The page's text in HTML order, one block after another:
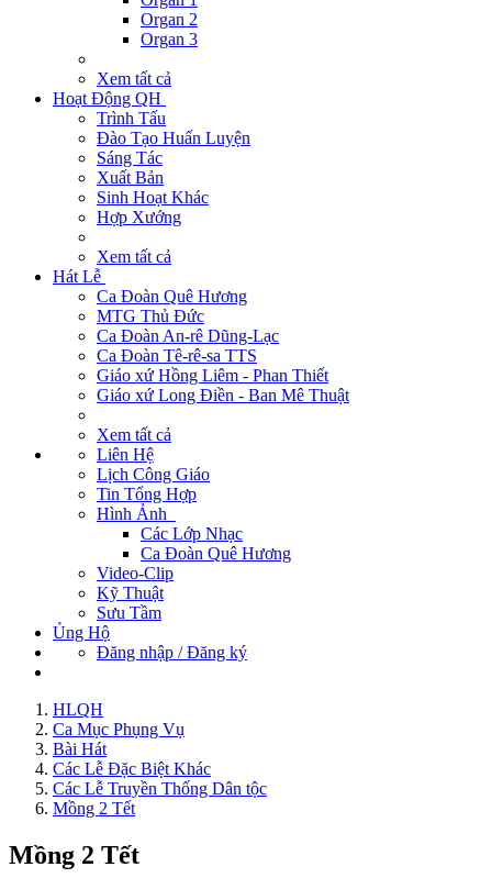
Organ 2
Organ 3
Xem tất cả
Hoạt Động QH
Trình Tấu
Đào Tạo Huấn Luyện
Sáng Tác
Xuất Bản
Sinh Hoạt Khác
Hợp Xướng
Xem tất cả
Hát Lễ
Ca Đoàn Quê Hương
MTG Thủ Đức
Ca Đoàn An-rê Dũng-Lạc
Ca Đoàn Tê-rê-sa TTS
Giáo xứ Hồng Liêm - Phan Thiết
Giáo xứ Long Điền - Ban Mê Thuật
Xem tất cả
Liên Hệ
Lịch Công Giáo
Tin Tổng Hợp
Hình Ảnh
Các Lớp Nhạc
Ca Đoàn Quê Hương
Video-Clip
Kỹ Thuật
Sưu Tầm
Ủng Hộ
Đăng nhập / Đăng ký
HLQH
Ca Mục Phụng Vụ
Bài Hát
Các Lễ Đặc Biệt Khác
Các Lễ Truyền Thống Dân tộc
Mồng 2 Tết
Mồng 2 Tết